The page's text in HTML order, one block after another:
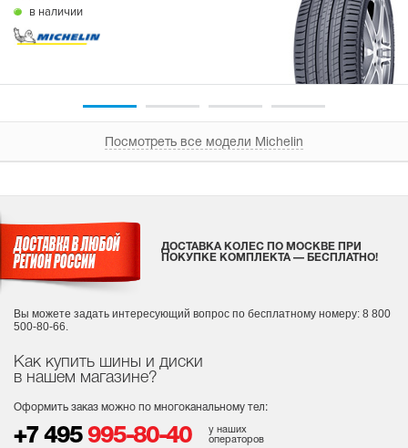
в наличии
Посмотреть все модели Michelin
Как купить шины и диски
в нашем магазине?
Оформить заказ можно по многоканальному тел:
+7 495 995-80-40
у наших
операторов
ДОСТАВКА КОЛЕС ПО МОСКВЕ ПРИ
ПОКУПКЕ КОМПЛЕКТА — БЕСПЛАТНО!
Вы можете задать интересующий вопрос по бесплатному номеру: 8 800
500-80-66.